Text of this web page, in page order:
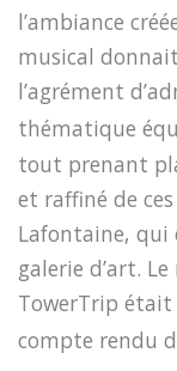
l’ambiance
musical
l’agrément
thématique
tout prenant
et raffiné de
Lafontaine, qui
galerie d’art.
TowerTrip était
compte rendu